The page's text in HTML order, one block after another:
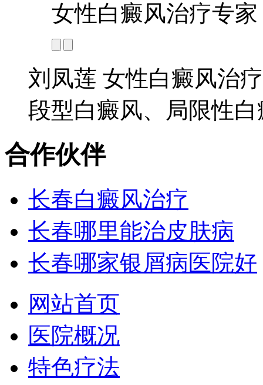
女性白癜风治疗专家
刘凤莲 女性白癜风治
段型白癜风、局限性
合作伙伴
长春白癜风治疗
长春哪里能治皮肤病
长春哪家银屑病医院好
网站首页
医院概况
特色疗法